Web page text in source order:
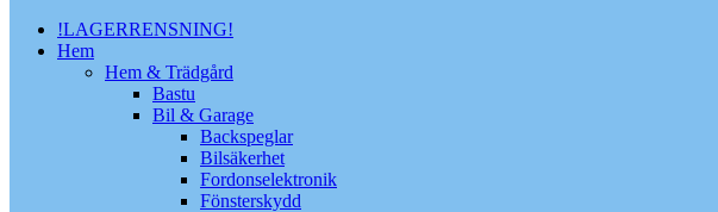
!LAGERRENSNING!
Hem
Hem & Trädgård
Bastu
Bil & Garage
Backspeglar
Bilsäkerhet
Fordonselektronik
Fönsterskydd